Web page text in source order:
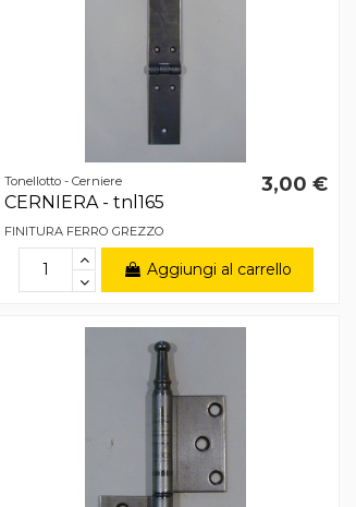
Tonellotto - Cerniere
CERNIERA - tnl165
3,00 €
FINITURA FERRO GREZZO
Aggiungi al carrello